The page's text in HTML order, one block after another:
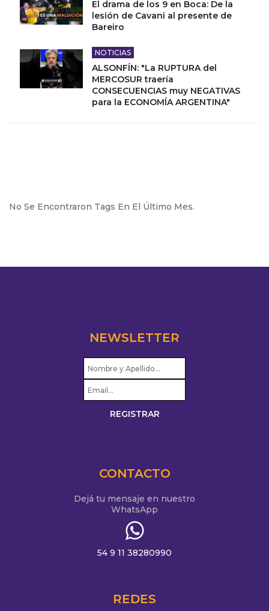
El drama de los 9 en Boca: De la
lesión de Cavani al presente de
Bareiro
NOTICIAS
ALSONFÍN: "La RUPTURA del
MERCOSUR traería
CONSECUENCIAS muy NEGATIVAS
para la ECONOMÍA ARGENTINA"
No Se Encontraron Tags En El Último Mes.
NEWSLETTER
CONTACTO
Dejá tu mensaje en nuestro
WhatsApp
54 9 11 38280990
REDES